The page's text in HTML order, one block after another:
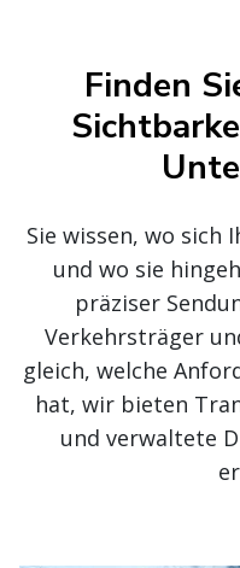
Finden
Sie wissen, wo sich
und wo sie
präziser
Verkehrsträger
gleich, welche
hat, wir bieten
und verwaltete